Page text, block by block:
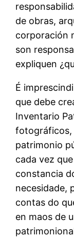
de obras,
corporación
son
expliquen
É
que debe
Inventario
fotográficos,
patrimonio
cada vez
constancia
necesidade,
contas do
en maos de